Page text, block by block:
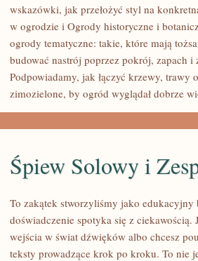
OGRODY
HISTORYCZNE
BOTANICZNE
wskazówki, jak przełożyć styl na
w ogrodzie i Ogrody historyczne i
ogrody tematyczne: takie, które mają
budować nastrój poprzez pokrój, zapach i
Podpowiadamy, jak łączyć krzewy, trawy
zimozielone, by ogród wyglądał dobrze
Śpiew Solowy i
To zakątek stworzyliśmy jako
doświadczenie spotyka się z ciekawością.
wejścia w świat dźwięków albo chcesz
teksty prowadzące krok po kroku. To nie